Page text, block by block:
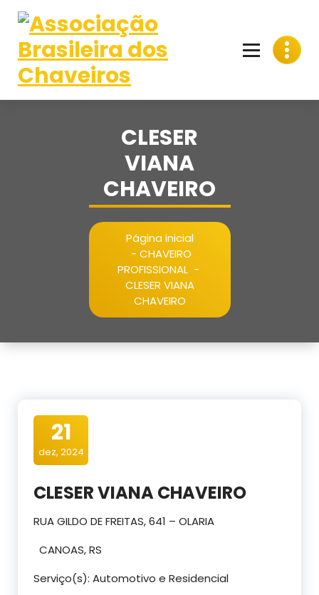
para
conteúdo
CLESER
VIANA
CHAVEIRO
Página inicial
- CHAVEIRO
PROFISSIONAL-
CLESER VIANA
CHAVEIRO
21
dez, 2024
CLESER VIANA CHAVEIRO
RUA GILDO DE FREITAS, 641 – OLARIA
CANOAS, RS
Serviço(s): Automotivo e Residencial